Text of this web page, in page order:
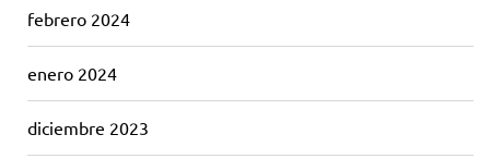
febrero 2024
enero 2024
diciembre 2023